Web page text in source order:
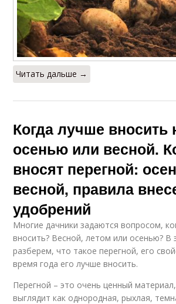
Читать дальше →
Когда лучше вносить
осенью или весной.
вносят перегной:
весной, правила
удобрений
Многие дачники задаются вопросом,
вносить? Весной, летом или осенью? В
разберем, что такое перегной, его
время года его лучше вносить.
Перегной – это очень ценный
выглядит как однородная, рыхлая,